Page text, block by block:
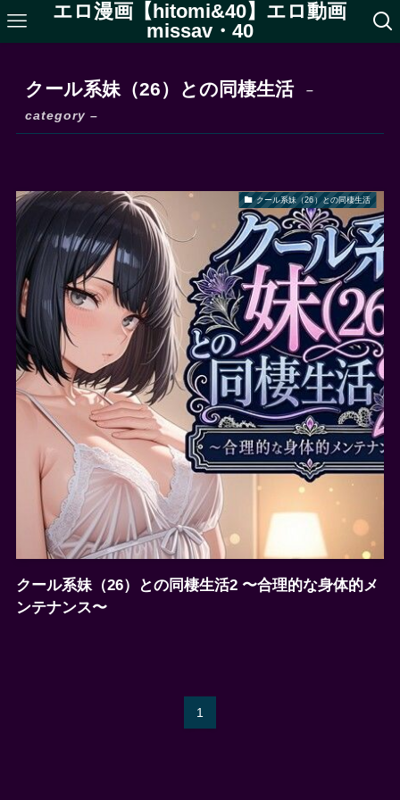
エロ漫画【hitomi&40】エロ動画
missav・40
クール系妹（26）との同棲生活
–
category –
クール系妹（26）との同棲生活
クール系妹（26）との同棲生活2 〜合理的な身体的メ
ンテナンス〜
1